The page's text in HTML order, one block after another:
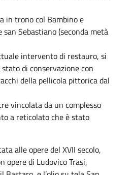
in trono col Bambino e
san Sebastiano (seconda metà
intervento di restauro, si
di conservazione con
della pellicola pittorica dal
vincolata da un complesso
a reticolato che è stato
alle opere del XVII secolo,
opere di Ludovico Trasi,